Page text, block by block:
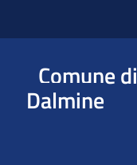
Comune di
Dalmine